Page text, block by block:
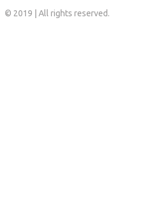
© 2019 | All rights reserved.